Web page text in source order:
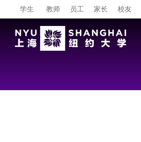
学生 教师 员工 家长 校友